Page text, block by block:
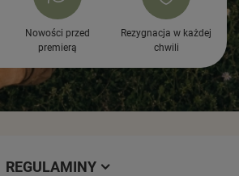
Nowości przed
premierą
Rezygnacja w każdej
chwili
REGULAMINY